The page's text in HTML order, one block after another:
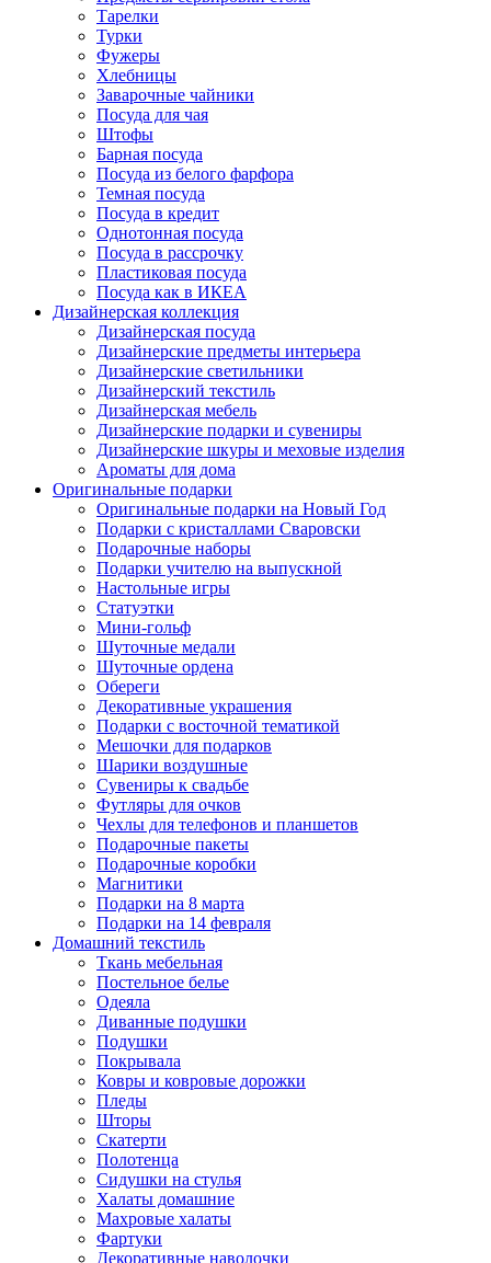
Тарелки
Турки
Фужеры
Хлебницы
Заварочные чайники
Посуда для чая
Штофы
Барная посуда
Посуда из белого фарфора
Темная посуда
Посуда в кредит
Однотонная посуда
Посуда в рассрочку
Пластиковая посуда
Посуда как в ИКЕА
Дизайнерская коллекция
Дизайнерская посуда
Дизайнерские предметы интерьера
Дизайнерские светильники
Дизайнерский текстиль
Дизайнерская мебель
Дизайнерские подарки и сувениры
Дизайнерские шкуры и меховые изделия
Ароматы для дома
Оригинальные подарки
Оригинальные подарки на Новый Год
Подарки с кристаллами Сваровски
Подарочные наборы
Подарки учителю на выпускной
Настольные игры
Статуэтки
Мини-гольф
Шуточные медали
Шуточные ордена
Обереги
Декоративные украшения
Подарки с восточной тематикой
Мешочки для подарков
Шарики воздушные
Сувениры к свадьбе
Футляры для очков
Чехлы для телефонов и планшетов
Подарочные пакеты
Подарочные коробки
Магнитики
Подарки на 8 марта
Подарки на 14 февраля
Домашний текстиль
Ткань мебельная
Постельное белье
Одеяла
Диванные подушки
Подушки
Покрывала
Ковры и ковровые дорожки
Пледы
Шторы
Скатерти
Полотенца
Сидушки на стулья
Халаты домашние
Махровые халаты
Фартуки
Декоративные наволочки